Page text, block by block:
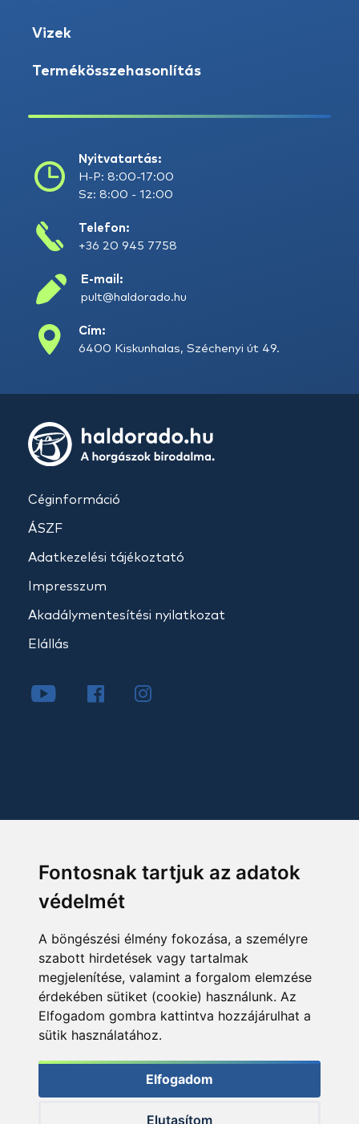
Fontosnak tartjuk az adatok
védelmét
A böngészési élmény fokozása, a személyre
szabott hirdetések vagy tartalmak
megjelenítése, valamint a forgalom elemzése
érdekében sütiket (cookie) használunk. Az
Elfogadom gombra kattintva hozzájárulhat a
sütik használatához.
Elfogadom
Elutasítom
Vizek
Termékösszehasonlítás
Nyitvatartás:
H-P: 8:00-17:00
Sz: 8:00 - 12:00
Telefon:
+36 20 945 7758
E-mail:
pult@haldorado.hu
Cím:
6400 Kiskunhalas, Széchenyi út 49.
Céginformáció
ÁSZF
Adatkezelési tájékoztató
Impresszum
Akadálymentesítési nyilatkozat
Elállás